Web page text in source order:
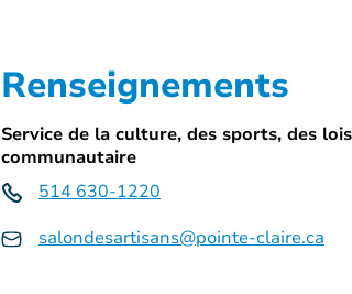
Renseignements
Service de la culture, des sports, des
communautaire
514 630-1220
salondesartisans@pointe-claire.ca